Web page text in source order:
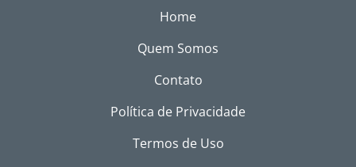
Home
Quem Somos
Contato
Política de Privacidade
Termos de Uso